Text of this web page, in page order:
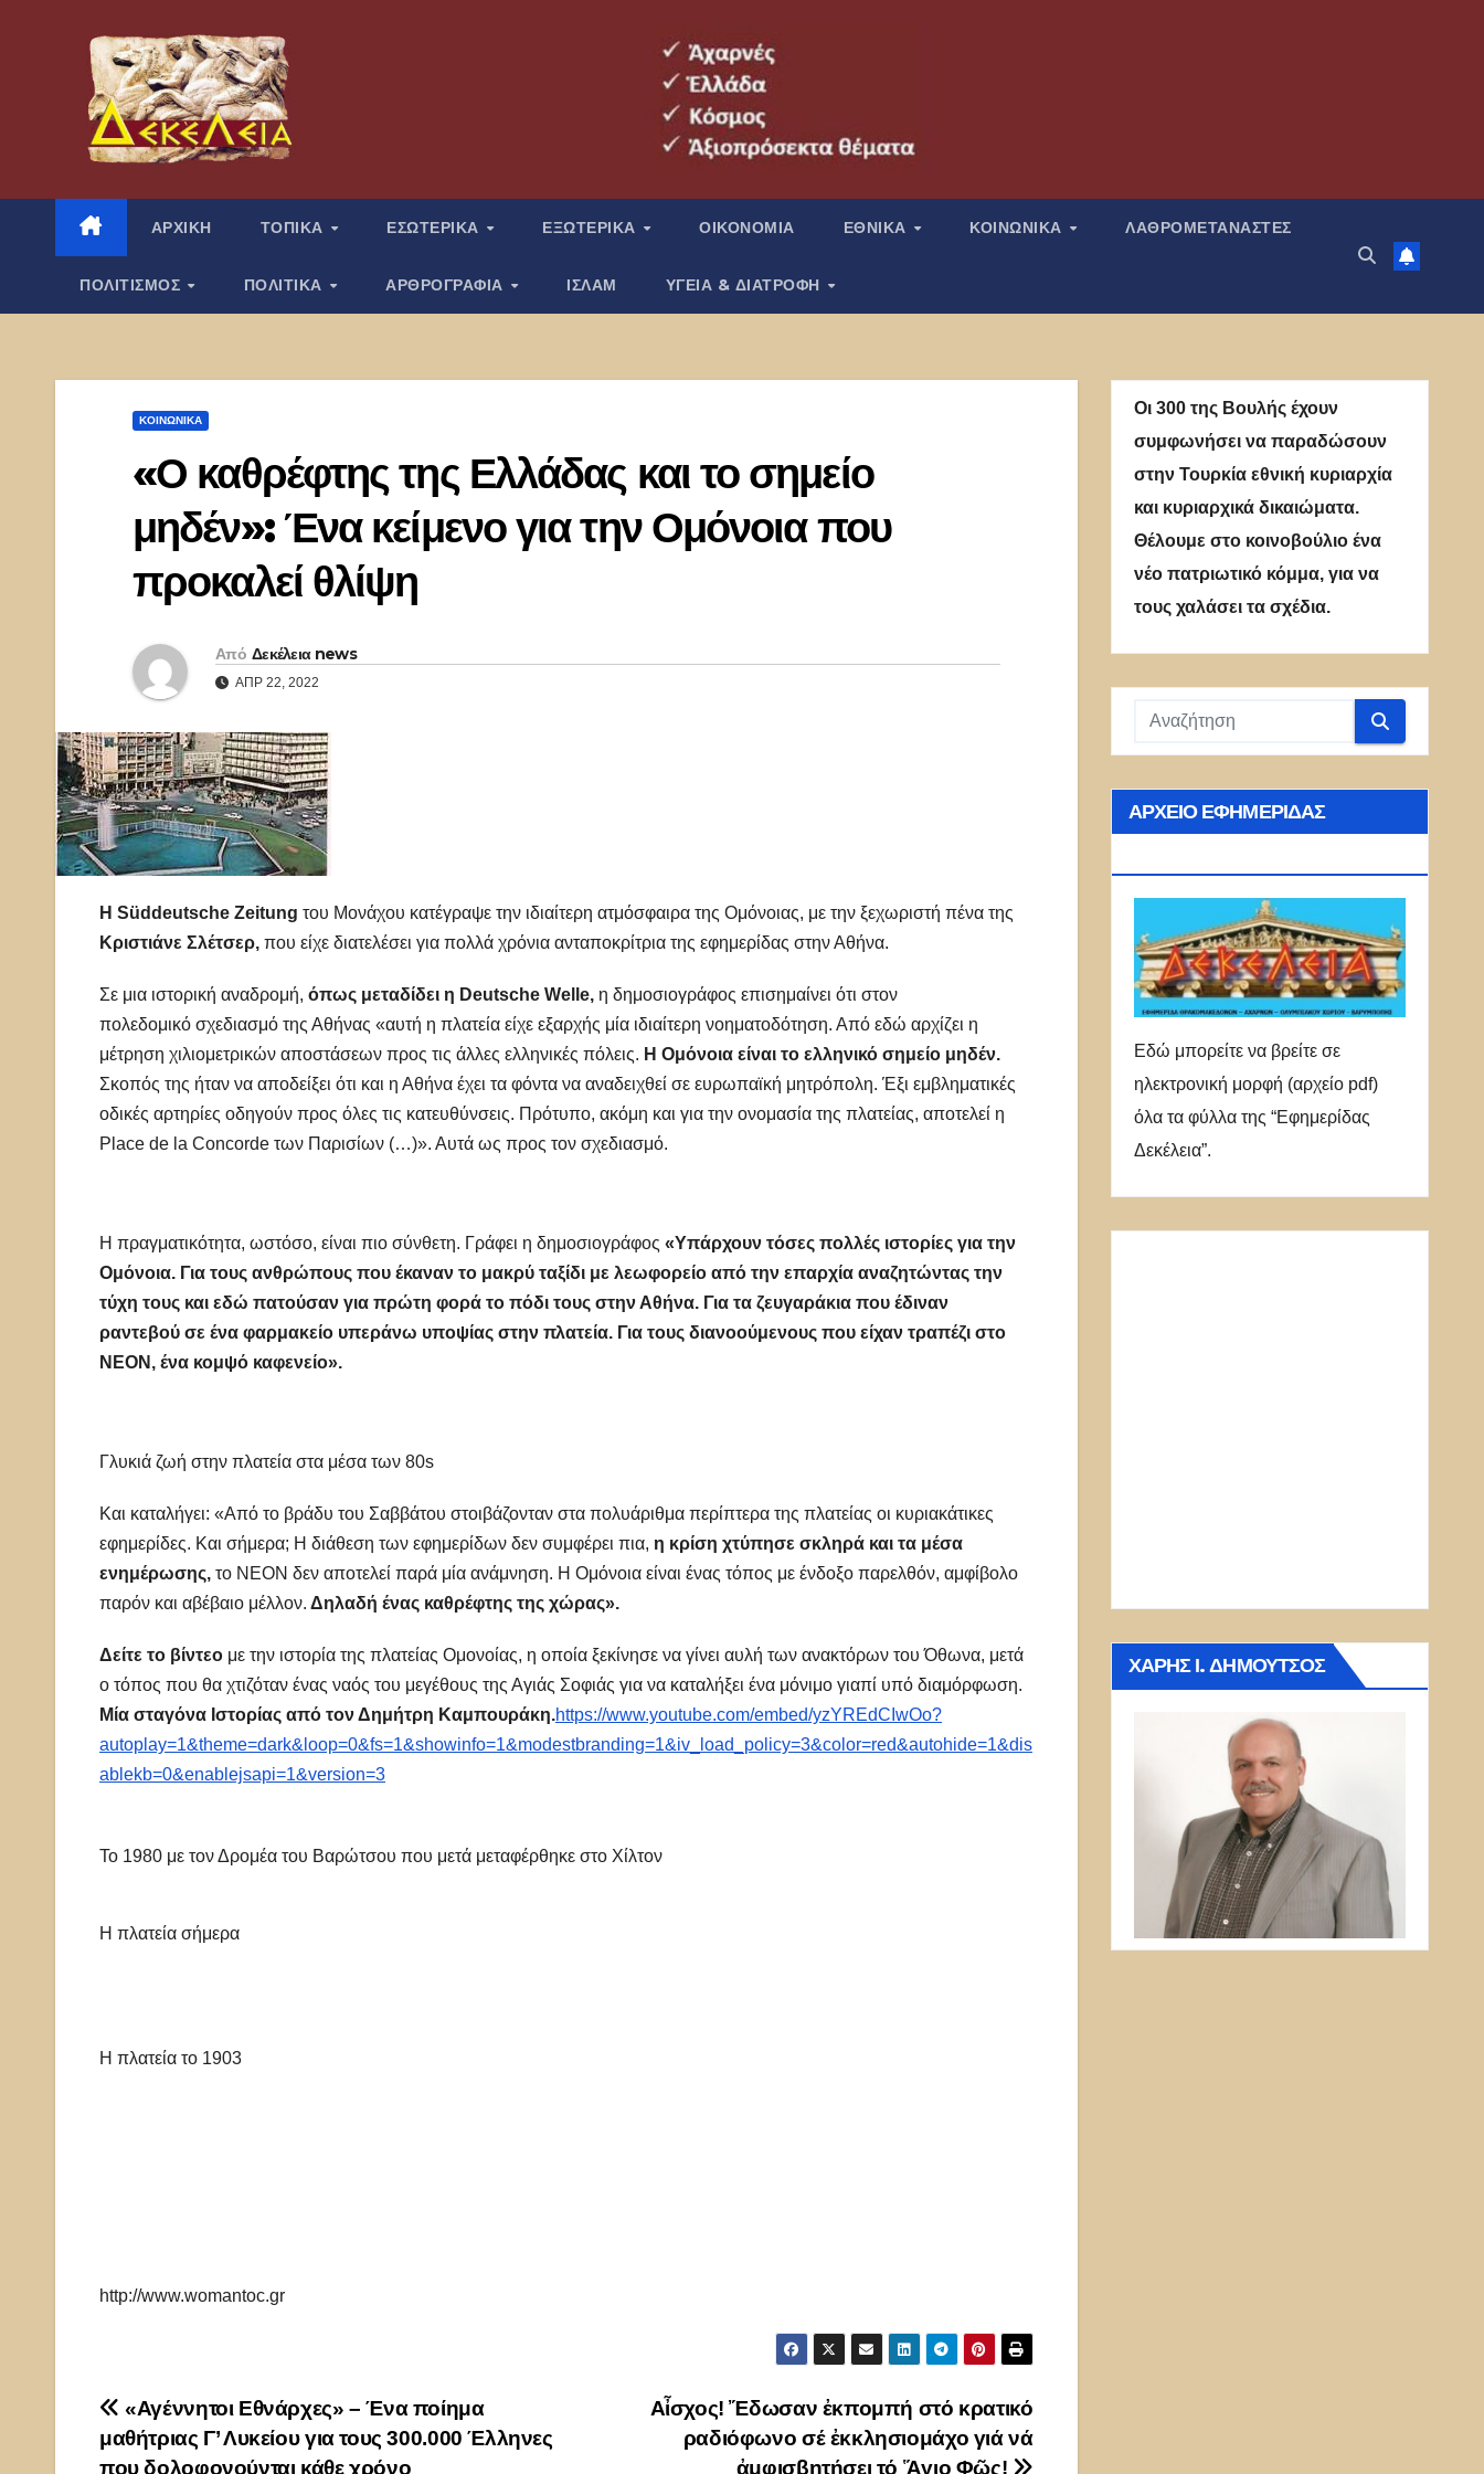
περιεχόμενο
ΑΡΧΙΚΗ ΤΟΠΙΚΑ ΕΣΩΤΕΡΙΚΑ ΕΞΩΤΕΡΙΚΑ ΟΙΚΟΝΟΜΙΑ ΕΘΝΙΚΑ ΚΟΙΝΩΝΙΚΑ ΛΑΘΡΟΜΕΤΑΝΑΣΤΕΣ
ΠΟΛΙΤΙΣΜΟΣ ΠΟΛΙΤΙΚΑ ΑΡΘΡΟΓΡΑΦΙΑ ΙΣΛΑΜ ΥΓΕΙΑ & ΔΙΑΤΡΟΦΗ
ΚΟΙΝΩΝΙΚΑ
«Ο καθρέφτης της Ελλάδας και το σημείο
μηδέν»: Ένα κείμενο για την Ομόνοια που
προκαλεί θλίψη
Από Δεκέλεια news
ΑΠΡ 22, 2022
H Süddeutsche Zeitung του Μονάχου κατέγραψε την ιδιαίτερη ατμόσφαιρα της Ομόνοιας, με την ξεχωριστή πένα της
Κριστιάνε Σλέτσερ, που είχε διατελέσει για πολλά χρόνια ανταποκρίτρια της εφημερίδας στην Αθήνα.
Σε μια ιστορική αναδρομή, όπως μεταδίδει η Deutsche Welle, η δημοσιογράφος επισημαίνει ότι στον
πολεδομικό σχεδιασμό της Αθήνας «αυτή η πλατεία είχε εξαρχής μία ιδιαίτερη νοηματοδότηση. Από εδώ αρχίζει η
μέτρηση χιλιομετρικών αποστάσεων προς τις άλλες ελληνικές πόλεις. Η Ομόνοια είναι το ελληνικό σημείο μηδέν.
Σκοπός της ήταν να αποδείξει ότι και η Αθήνα έχει τα φόντα να αναδειχθεί σε ευρωπαϊκή μητρόπολη. Έξι εμβληματικές
οδικές αρτηρίες οδηγούν προς όλες τις κατευθύνσεις. Πρότυπο, ακόμη και για την ονομασία της πλατείας, αποτελεί η
Place de la Concorde των Παρισίων (…)». Αυτά ως προς τον σχεδιασμό.
Η πραγματικότητα, ωστόσο, είναι πιο σύνθετη. Γράφει η δημοσιογράφος «Υπάρχουν τόσες πολλές ιστορίες για την
Ομόνοια. Για τους ανθρώπους που έκαναν το μακρύ ταξίδι με λεωφορείο από την επαρχία αναζητώντας την
τύχη τους και εδώ πατούσαν για πρώτη φορά το πόδι τους στην Αθήνα. Για τα ζευγαράκια που έδιναν
ραντεβού σε ένα φαρμακείο υπεράνω υποψίας στην πλατεία. Για τους διανοούμενους που είχαν τραπέζι στο
ΝΕΟΝ, ένα κομψό καφενείο».
Γλυκιά ζωή στην πλατεία στα μέσα των 80s
Και καταλήγει: «Από το βράδυ του Σαββάτου στοιβάζονταν στα πολυάριθμα περίπτερα της πλατείας οι κυριακάτικες
εφημερίδες. Και σήμερα; Η διάθεση των εφημερίδων δεν συμφέρει πια, η κρίση χτύπησε σκληρά και τα μέσα
ενημέρωσης, το ΝΕΟΝ δεν αποτελεί παρά μία ανάμνηση. Η Ομόνοια είναι ένας τόπος με ένδοξο παρελθόν, αμφίβολο
παρόν και αβέβαιο μέλλον. Δηλαδή ένας καθρέφτης της χώρας».
Δείτε το βίντεο με την ιστορία της πλατείας Ομονοίας, η οποία ξεκίνησε να γίνει αυλή των ανακτόρων του Όθωνα, μετά
ο τόπος που θα χτιζόταν ένας ναός του μεγέθους της Αγιάς Σοφιάς για να καταλήξει ένα μόνιμο γιαπί υπό διαμόρφωση.
Μία σταγόνα Ιστορίας από τον Δημήτρη Καμπουράκη.https://www.youtube.com/embed/yzYREdCIwOo?
autoplay=1&theme=dark&loop=0&fs=1&showinfo=1&modestbranding=1&iv_load_policy=3&color=red&autohide=1&dis
ablekb=0&enablejsapi=1&version=3
Το 1980 με τον Δρομέα του Βαρώτσου που μετά μεταφέρθηκε στο Χίλτον
Η πλατεία σήμερα
Η πλατεία το 1903
http://www.womantoc.gr
Πλοήγηση
άρθρων
Αἶσχος! Ἔδωσαν ἐκπομπή στό κρατικό
ραδιόφωνο σέ ἐκκλησιομάχο γιά νά
ἀμφισβητήσει τό Ἅγιο Φῶς!
«Αγέννητοι Εθνάρχες» – Ένα ποίημα
μαθήτριας Γ’ Λυκείου για τους 300.000 Έλληνες
που δολοφονούνται κάθε χρόνο
Οι 300 της Βουλής έχουν
συμφωνήσει να παραδώσουν
στην Τουρκία εθνική κυριαρχία
και κυριαρχικά δικαιώματα.
Θέλουμε στο κοινοβούλιο ένα
νέο πατριωτικό κόμμα, για να
τους χαλάσει τα σχέδια.
ΑΡΧΕΊΟ ΕΦΗΜΕΡΊΔΑΣ
Εδώ μπορείτε να βρείτε σε
ηλεκτρονική μορφή (αρχείο pdf)
όλα τα φύλλα της “Εφημερίδας
Δεκέλεια”.
ΧΆΡΗΣ Ι. ΔΗΜΟΎΤΣΟΣ